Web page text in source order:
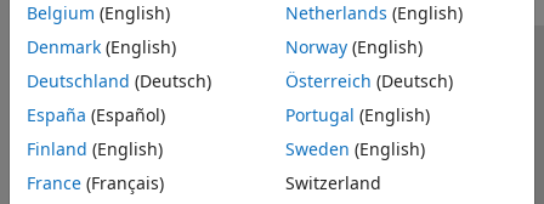
Belgium (English)
Denmark (English)
Deutschland (Deutsch)
España (Español)
Finland (English)
France (Français)
Netherlands (English)
Norway(English)
Österreich (Deutsch)
Portugal (English)
Sweden (English)
Switzerland
信任中心 商标 隐私政策 防盗版
应用程序状态
联系我们
© 1994-2026 The MathWorks, Inc.